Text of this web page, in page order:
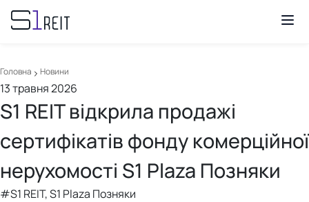
Головна Новини
13 травня 2026
S1 REIT відкрила продажі
сертифікатів фонду комерційної
нерухомості S1 Plaza Позняки
#S1 REIT, S1 Plaza Позняки